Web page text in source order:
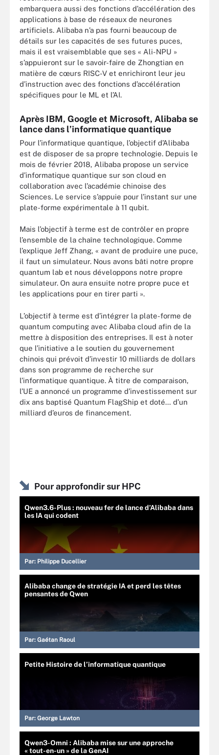
embarquera aussi des fonctions d’accélération des
applications à base de réseaux de neurones
artificiels. Alibaba n’a pas fourni beaucoup de
détails sur les capacités de ses futures puces,
mais il est vraisemblable que ses « Ali-NPU »
s’appuieront sur le savoir-faire de Zhongtian en
matière de cœurs RISC-V et enrichiront leur jeu
d’instruction avec des fonctions d’accélération
spécifiques pour le ML et l’AI.
Après IBM, Google et Microsoft, Alibaba se
lance dans l’informatique quantique
Pour l’informatique quantique, l’objectif d’Alibaba
est de disposer de sa propre technologie. Depuis le
mois de février 2018, Alibaba propose un service
d’informatique quantique sur son cloud en
collaboration avec l’académie chinoise des
Sciences. Le service s’appuie pour l’instant sur une
plate-forme expérimentale à 11 qubit.
Mais l’objectif à terme est de contrôler en propre
l’ensemble de la chaîne technologique. Comme
l’explique Jeff Zhang, « avant de produire une puce,
il faut un simulateur. Nous avons bâti notre propre
quantum lab et nous développons notre propre
simulateur. On aura ensuite notre propre puce et
les applications pour en tirer parti ».
L’objectif à terme est d’intégrer la plate-forme de
quantum computing avec Alibaba cloud afin de la
mettre à disposition des entreprises. Il est à noter
que l’initiative a le soutien du gouvernement
chinois qui prévoit d’investir 10 milliards de dollars
dans son programme de recherche sur
l’informatique quantique. À titre de comparaison,
l’UE a annoncé un programme d’investissement sur
dix ans baptisé Quantum FlagShip et doté… d’un
milliard d’euros de financement.
Pour approfondir sur HPC
Qwen3.6-Plus : nouveau fer de lance d’Alibaba dans
les IA qui codent
Par: Philippe Ducellier
Alibaba change de stratégie IA et perd les têtes
pensantes de Qwen
Par: Gaétan Raoul
Petite Histoire de l’informatique quantique
Par: George Lawton
Qwen3-Omni : Alibaba mise sur une approche
« tout-en-un » de la GenAI